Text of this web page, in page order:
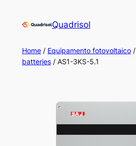
Quadrisol
Home/ Equipamento fotovoltaico/
batteries/ AS1-3KS-5.1